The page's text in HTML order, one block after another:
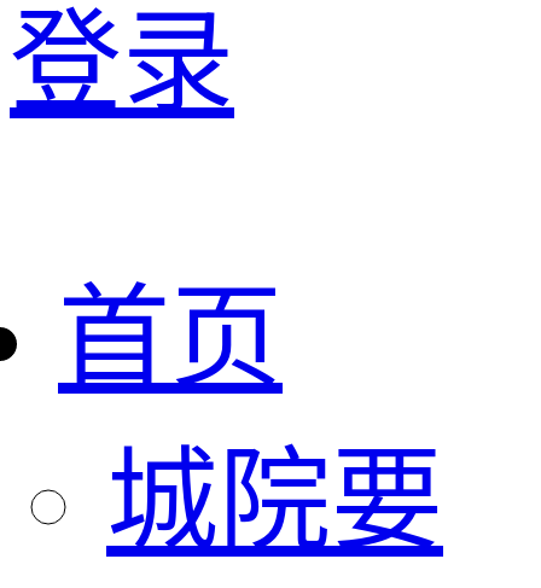
登录
首页
城院要